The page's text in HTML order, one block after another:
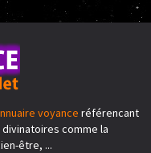
voyance référencant
comme la
être, ...